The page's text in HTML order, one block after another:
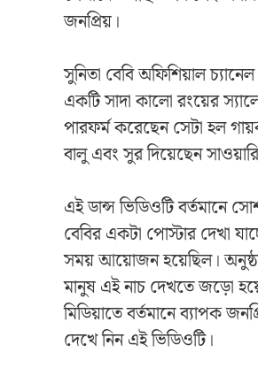
জনপ্রিয়।
সুনিতা বেবি অফিশিয়াল
একটি সাদা কালো রংয়ের
পারফর্ম করেছেন সেটা হল
বালু এবং সুর দিয়েছেন
এই ডান্স ভিডিওটি বর্তমানে
বেবির একটা পোস্টার দেখা
সময় আয়োজন হয়েছিল।
মানুষ এই নাচ দেখতে জড়ো
মিডিয়াতে বর্তমানে ব্যাপক
দেখে নিন এই ভিডিওটি।